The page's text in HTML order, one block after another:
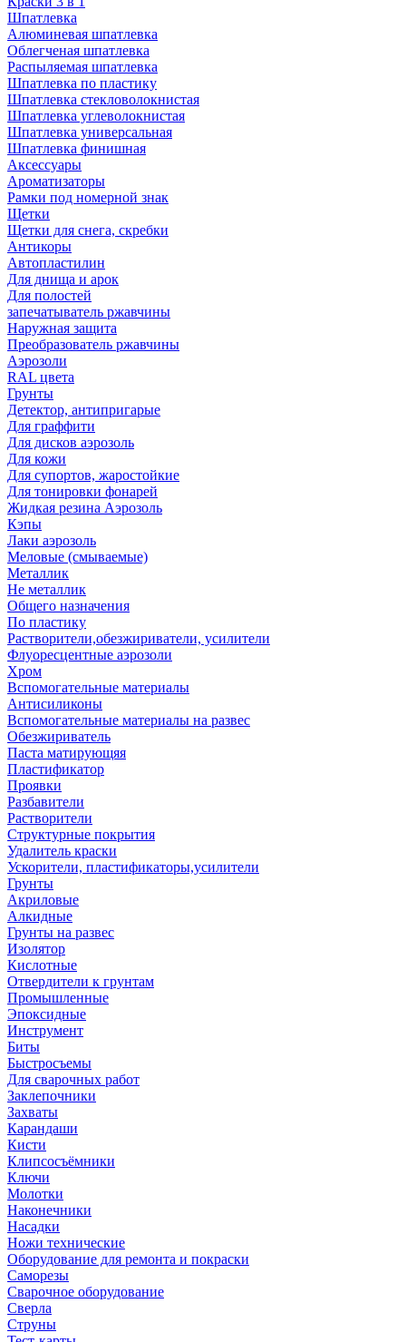
Шпатлевка
Алюминевая шпатлевка
Облегченая шпатлевка
Распыляемая шпатлевка
Шпатлевка по пластику
Шпатлевка стекловолокнистая
Шпатлевка углеволокнистая
Шпатлевка универсальная
Шпатлевка финишная
Аксессуары
Ароматизаторы
Рамки под номерной знак
Щетки
Щетки для снега, скребки
Антикоры
Автопластилин
Для днища и арок
Для полостей
запечатыватель ржавчины
Наружная защита
Преобразователь ржавчины
Аэрозоли
RAL цвета
Грунты
Детектор, антипригарые
Для граффити
Для дисков аэрозоль
Для кожи
Для супортов, жаростойкие
Для тонировки фонарей
Жидкая резина Аэрозоль
Кэпы
Лаки аэрозоль
Меловые (смываемые)
Металлик
Не металлик
Общего назначения
По пластику
Растворители,обезжириватели, усилители
Флуоресцентные аэрозоли
Хром
Вспомогательные материалы
Антисиликоны
Вспомогательные материалы на развес
Обезжириватель
Паста матирующяя
Пластификатор
Проявки
Разбавители
Растворители
Структурные покрытия
Удалитель краски
Ускорители, пластификаторы,усилители
Грунты
Акриловые
Алкидные
Грунты на развес
Изолятор
Кислотные
Отвердители к грунтам
Промышленные
Эпоксидные
Инструмент
Биты
Быстросъемы
Для сварочных работ
Заклепочники
Захваты
Карандаши
Кисти
Клипсосъёмники
Ключи
Молотки
Наконечники
Насадки
Ножи технические
Оборудование для ремонта и покраски
Саморезы
Сварочное оборудование
Сверла
Струны